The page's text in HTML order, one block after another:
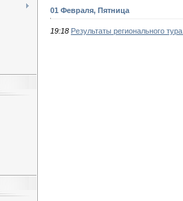
01 Февраля, Пятница
19:18 Результаты регионального